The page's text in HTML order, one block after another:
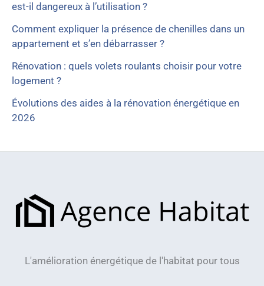
est-il dangereux à l’utilisation ?
Comment expliquer la présence de chenilles dans un
appartement et s’en débarrasser ?
Rénovation : quels volets roulants choisir pour votre
logement ?
Évolutions des aides à la rénovation énergétique en
2026
L'amélioration énergétique de l'habitat pour tous